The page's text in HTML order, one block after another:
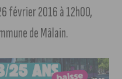
février 2016 à 12h00,
de Mâlain.